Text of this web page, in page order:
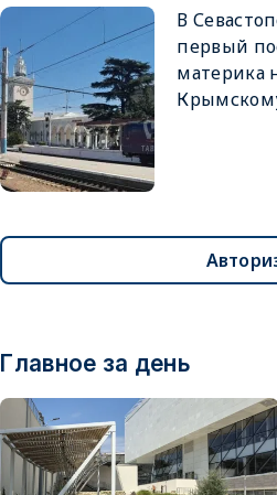
В
первый
материка
Главное за день